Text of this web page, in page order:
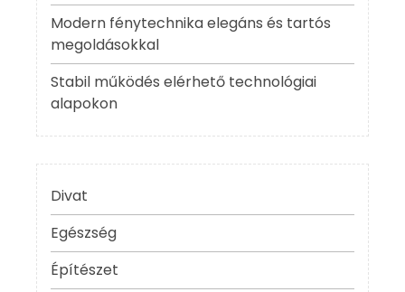
Modern fénytechnika elegáns és tartós
megoldásokkal
Stabil működés elérhető technológiai
alapokon
Divat
Egészség
Építészet